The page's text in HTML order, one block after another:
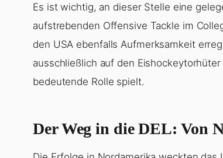
Es ist wichtig, an dieser Stelle eine
aufstrebenden Offensive Tackle im
den USA ebenfalls Aufmerksamkeit
ausschließlich auf den
bedeutende Rolle spielt.
Der Weg in die DEL: Von